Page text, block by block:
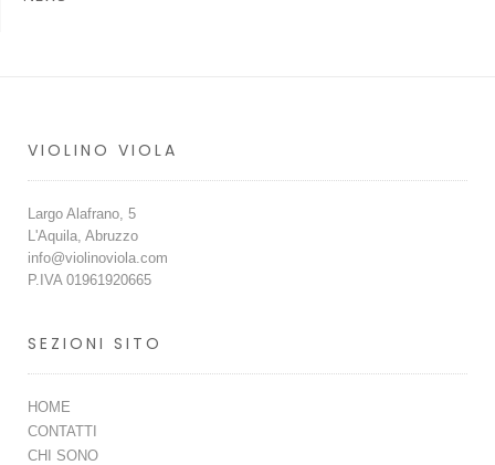
VIOLINO VIOLA
Largo Alafrano, 5
L'Aquila, Abruzzo
info@violinoviola.com
P.IVA 01961920665
SEZIONI SITO
HOME
CONTATTI
CHI SONO